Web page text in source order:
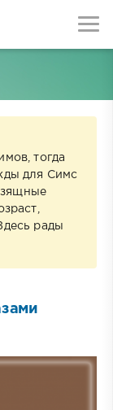
тогда
для Симс
рады